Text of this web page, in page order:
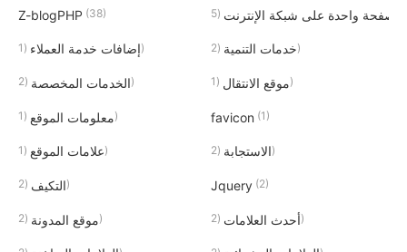
Z-blogPHP (38) صفحة واحدة على شبكة الإنترنت
إضافات خدمة العملاء(1) خدمات التنمية(2)
الخدمات المخصصة(2) موقع الانتقال(1)
معلومات الموقع(1) favicon (1)
علامات الموقع(1) الاستجابة(2)
التكيف(2) Jquery(2)
موقع المدونة(2) أحدث العلامات(2)